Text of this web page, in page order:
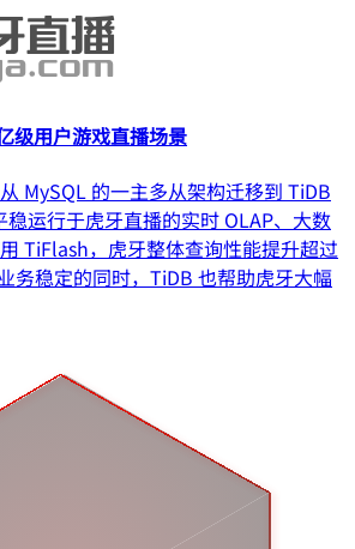
级用户游戏直播场景
MySQL 的一主多从架构迁移到 TiDB
运行于虎牙直播的实时 OLAP、大数
TiFlash，虎牙整体查询性能提升超过
务稳定的同时，TiDB 也帮助虎牙大幅